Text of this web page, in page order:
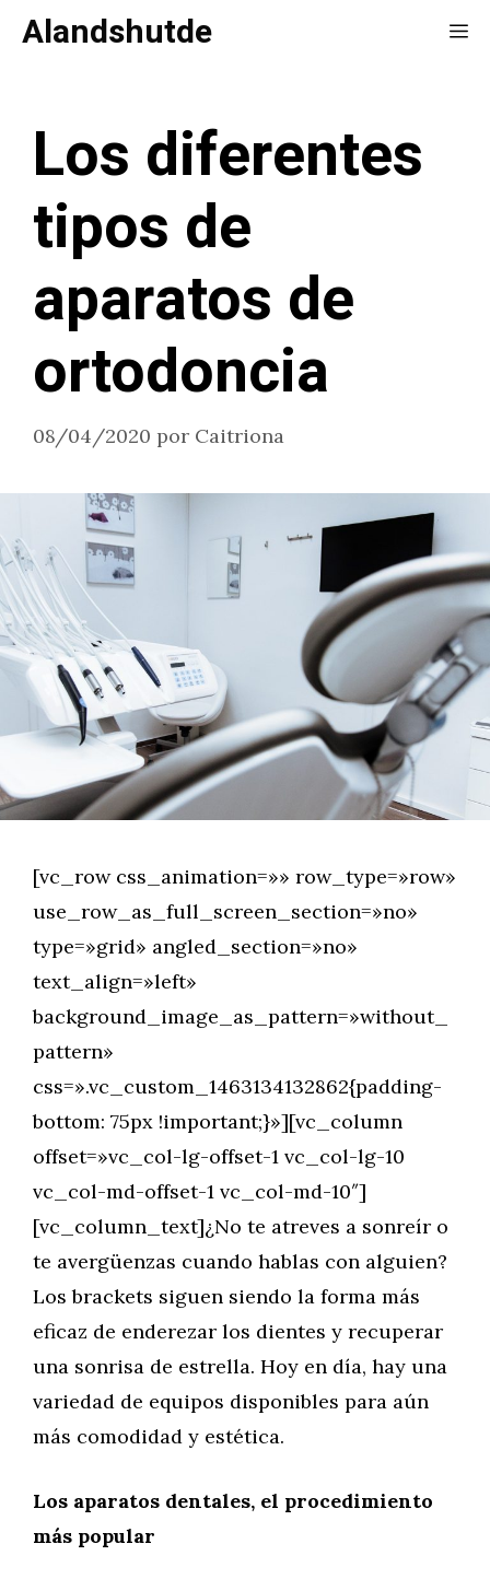
Saltar
Alandshutde
Los diferentes
tipos de
aparatos de
ortodoncia
08/04/2020 por Caitriona
[vc_row css_animation=»» row_type=»row»
use_row_as_full_screen_section=»no»
type=»grid» angled_section=»no»
text_align=»left»
background_image_as_pattern=»without_
pattern»
css=».vc_custom_1463134132862{padding-
bottom: 75px !important;}»][vc_column
offset=»vc_col-lg-offset-1 vc_col-lg-10
vc_col-md-offset-1 vc_col-md-10″]
[vc_column_text]¿No te atreves a sonreír o
te avergüenzas cuando hablas con alguien?
Los brackets siguen siendo la forma más
eficaz de enderezar los dientes y recuperar
una sonrisa de estrella. Hoy en día, hay una
variedad de equipos disponibles para aún
más comodidad y estética.
Los aparatos dentales, el procedimiento
más popular